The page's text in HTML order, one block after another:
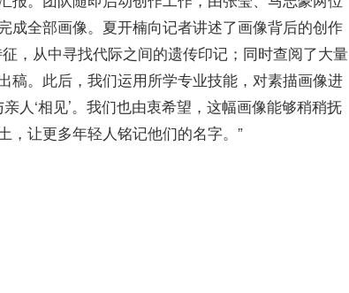
成全部画像。夏开楠向记者讲述了画像背后的创作
，从中寻找代际之间的遗传印记；同时查阅了大量
稿。此后，我们运用所学专业技能，对素描画像进
人‘相见’。我们也由衷希望，这幅画像能够稍稍抚
，让更多年轻人铭记他们的名字。”